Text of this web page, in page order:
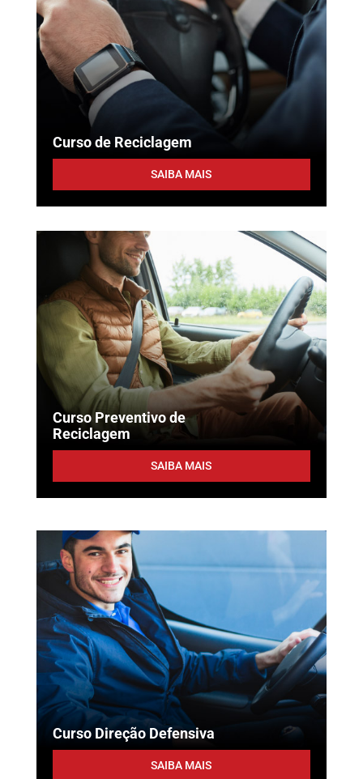
Curso de Reciclagem
SAIBA MAIS
Curso Preventivo de
Reciclagem
SAIBA MAIS
Curso Direção Defensiva
SAIBA MAIS